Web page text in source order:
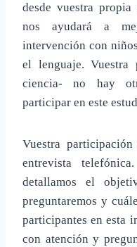
desde vuestra
nos ayudará a
intervención con
el lenguaje.
ciencia- no hay
participar en este
Vuestra
entrevista
detallamos el
preguntaremos y
participantes en esta
con atención y